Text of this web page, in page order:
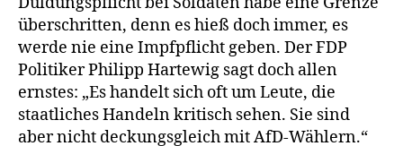
überschritten, denn es hieß doch immer, es
werde nie eine Impfpflicht geben. Der FDP
Politiker Philipp Hartewig sagt doch allen
ernstes: „Es handelt sich oft um Leute, die
staatliches Handeln kritisch sehen. Sie sind
aber nicht deckungsgleich mit AfD-Wählern.“